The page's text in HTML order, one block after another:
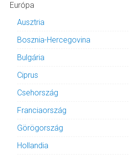
Európa
Ausztria
Bosznia-Hercegovina
Bulgária
Ciprus
Csehország
Franciaország
Görögország
Hollandia